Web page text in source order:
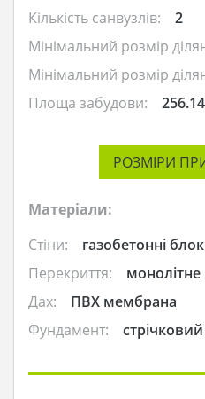
Кількість санвузлів:
2
Мінімальний розмір
Мінімальний розмір
Площа забудови:
РОЗМІРИ
Матеріали:
Стіни:
газобетонні
Перекриття:
Дах:
ПВХ мембрана
Фундамент: